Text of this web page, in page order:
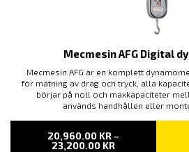
Mecmesin AFG Digital
Mecmesin AFG är en komplett
för mätning av drag och tryck, alla
börjar på noll och maxkapaciteter
används handhållen eller
20,960.00 KR –
23,200.00 KRPRISINTERVALL: